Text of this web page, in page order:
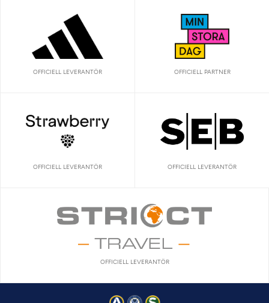
OFFICIELL LEVERANTÖR OFFICIELL PARTNER
OFFICIELL LEVERANTÖR OFFICIELL LEVERANTÖR
OFFICIELL LEVERANTÖR